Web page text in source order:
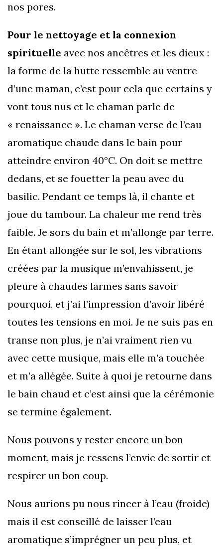
nos pores.
Pour le nettoyage et la connexion
spirituelle avec nos ancêtres et les dieux :
la forme de la hutte ressemble au ventre
d’une maman, c’est pour cela que certains y
vont tous nus et le chaman parle de
« renaissance ». Le chaman verse de l’eau
aromatique chaude dans le bain pour
atteindre environ 40°C. On doit se mettre
dedans, et se fouetter la peau avec du
basilic. Pendant ce temps là, il chante et
joue du tambour. La chaleur me rend très
faible. Je sors du bain et m’allonge par terre.
En étant allongée sur le sol, les vibrations
créées par la musique m’envahissent, je
pleure à chaudes larmes sans savoir
pourquoi, et j’ai l’impression d’avoir libéré
toutes les tensions en moi. Je ne suis pas en
transe non plus, je n’ai vraiment rien vu
avec cette musique, mais elle m’a touchée
et m’a allégée. Suite à quoi je retourne dans
le bain chaud et c’est ainsi que la cérémonie
se termine également.
Nous pouvons y rester encore un bon
moment, mais je ressens l’envie de sortir et
respirer un bon coup.
Nous aurions pu nous rincer à l’eau (froide)
mais il est conseillé de laisser l’eau
aromatique s’imprégner un peu plus, et